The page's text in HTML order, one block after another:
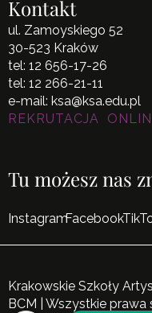
Kontakt
ul. Zamoyskiego 52
30-523 Kraków
tel: 12 656-17-26
tel: 12 266-21-11
e-mail: ksa@ksa.edu.pl
REKRUTACJA
Tu możesz nas
InstagramFacebook
Krakowskie Szkoły